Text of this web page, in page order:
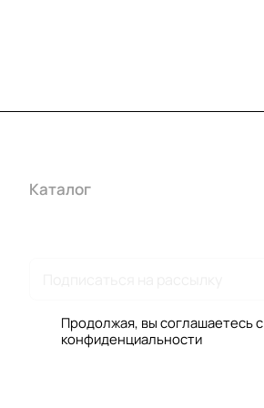
Каталог
Продолжая, вы соглашаетесь с
конфиденциальности